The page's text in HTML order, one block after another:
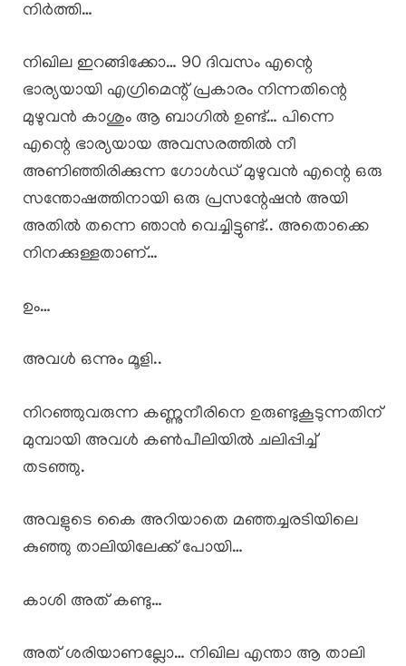
നിർത്തി…
നിഖില ഇറങ്ങിക്കോ… 90 ദിവസം എന്റെ
ഭാര്യയായി എഗ്രിമെന്റ് പ്രകാരം നിന്നതിന്റെ
മുഴുവൻ കാശും ആ ബാഗിൽ ഉണ്ട്… പിന്നെ
എന്റെ ഭാര്യയായ അവസരത്തിൽ നീ
അണിഞ്ഞിരിക്കുന്ന ഗോൾഡ് മുഴുവൻ എന്റെ ഒരു
സന്തോഷത്തിനായി ഒരു പ്രസന്റേഷൻ അയി
അതിൽ തന്നെ ഞാൻ വെച്ചിട്ടുണ്ട്.. അതൊക്കെ
നിനക്കുള്ളതാണ്…
ഉം…
അവൾ ഒന്നും മൂളി..
നിറഞ്ഞുവരുന്ന കണ്ണുനീരിനെ ഉരുണ്ടുകൂടുന്നതിന്
മുമ്പായി അവൾ കൺപീലിയിൽ ചലിപ്പിച്ച്
തടഞ്ഞു.
അവളുടെ കൈ അറിയാതെ മഞ്ഞച്ചരടിയിലെ
കുഞ്ഞു താലിയിലേക്ക് പോയി…
കാശി അത് കണ്ടു…
അത് ശരിയാണല്ലോ… നിഖില എന്താ ആ താലി